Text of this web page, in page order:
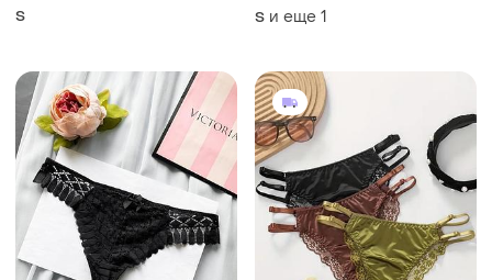
S S и еще 1